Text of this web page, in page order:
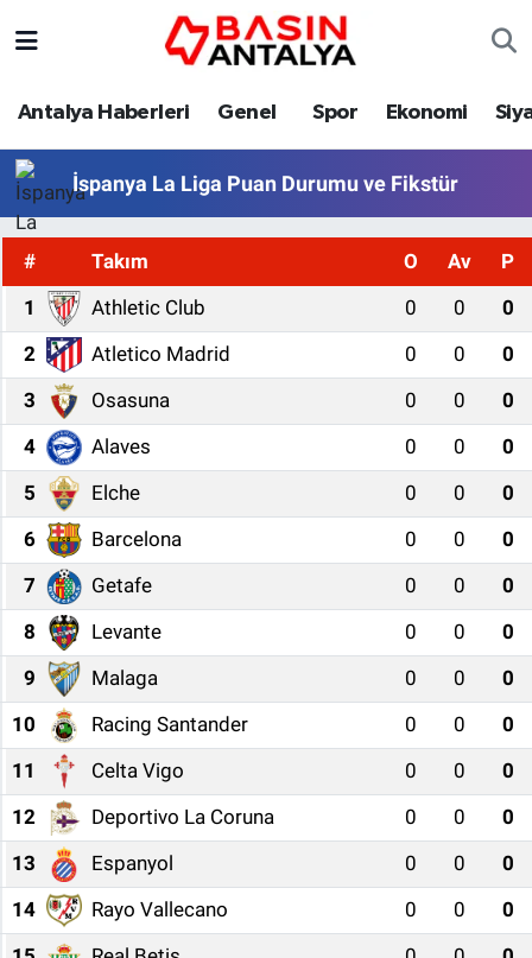
Antalya Haberleri Genel Spor Ekonomi
İspanya La Liga Puan Durumu ve Fikstür
# Takım O Av
P
1
Athletic Club 0 0
0
2
Atletico Madrid 0 0
0
3
Osasuna 0 0
0
4
Alaves 0 0
0
5
Elche 0 0
0
6
Barcelona 0 0
0
7
Getafe 0 0
0
8
Levante 0 0
0
9
Malaga 0 0
0
10
Racing Santander 0 0
0
11
Celta Vigo 0 0
0
12
Deportivo La Coruna 0 0
0
13
Espanyol 0 0
0
14
Rayo Vallecano 0 0
0